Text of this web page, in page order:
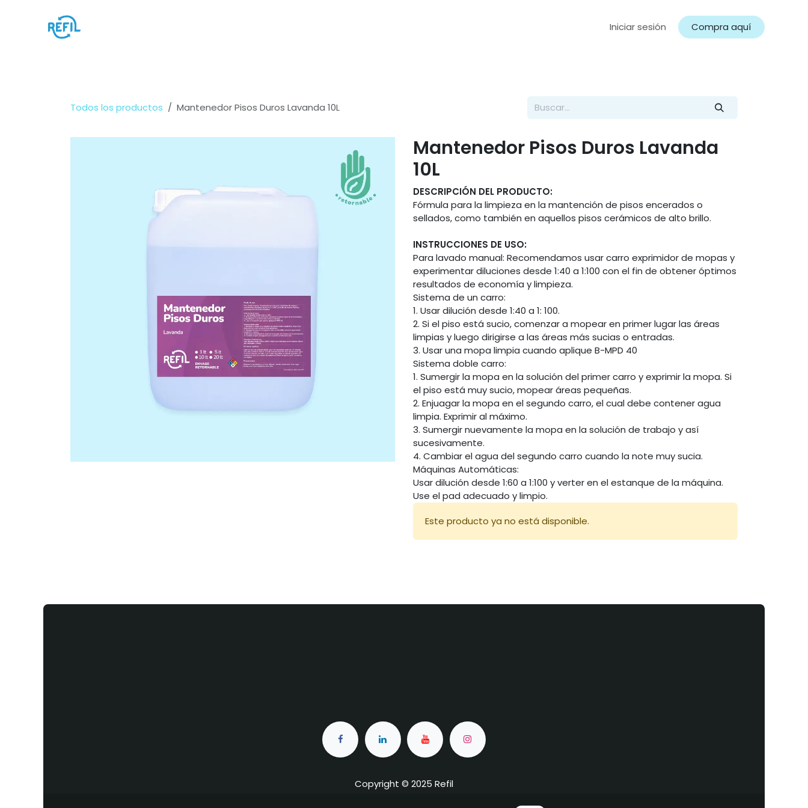
Iniciar sesión Compra aquí
Todos los productos Mantenedor Pisos Duros Lavanda 10L
Mantenedor Pisos Duros Lavanda
10L
DESCRIPCIÓN DEL PRODUCTO:
Fórmula para la limpieza en la mantención de pisos encerados o
sellados, como también en aquellos pisos cerámicos de alto brillo.
INSTRUCCIONES DE USO:
Para lavado manual: Recomendamos usar carro exprimidor de mopas y
experimentar diluciones desde 1:40 a 1:100 con el fin de obtener óptimos
resultados de economía y limpieza.
Sistema de un carro:
1. Usar dilución desde 1:40 a 1: 100.
2. Si el piso está sucio, comenzar a mopear en primer lugar las áreas
limpias y luego dirigirse a las áreas más sucias o entradas.
3. Usar una mopa limpia cuando aplique B-MPD 40
Sistema doble carro:
1. Sumergir la mopa en la solución del primer carro y exprimir la mopa. Si
el piso está muy sucio, mopear áreas pequeñas.
2. Enjuagar la mopa en el segundo carro, el cual debe contener agua
limpia. Exprimir al máximo.
3. Sumergir nuevamente la mopa en la solución de trabajo y así
sucesivamente.
4. Cambiar el agua del segundo carro cuando la note muy sucia.
Máquinas Automáticas:
Usar dilución desde 1:60 a 1:100 y verter en el estanque de la máquina.
Use el pad adecuado y limpio.
Este producto ya no está disponible.
Copyright © 2025 Refil